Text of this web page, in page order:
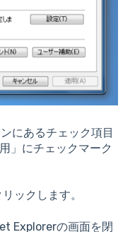
にあるチェック項目
」にチェックマーク
ックします。
Explorerの画面を閉